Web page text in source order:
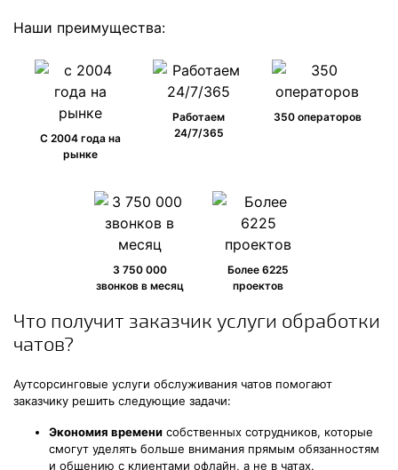
Наши преимущества:
C 2004 года на
рынке
Работаем
24/7/365
350 операторов
3 750 000
звонков в месяц
Более 6225
проектов
Что получит заказчик услуги обработки
чатов?
Аутсорсинговые услуги обслуживания чатов помогают
заказчику решить следующие задачи:
Экономия времени собственных сотрудников, которые
смогут уделять больше внимания прямым обязанностям
и общению с клиентами офлайн, а не в чатах.